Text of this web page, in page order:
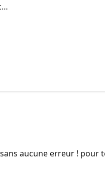
aucune erreur ! pour